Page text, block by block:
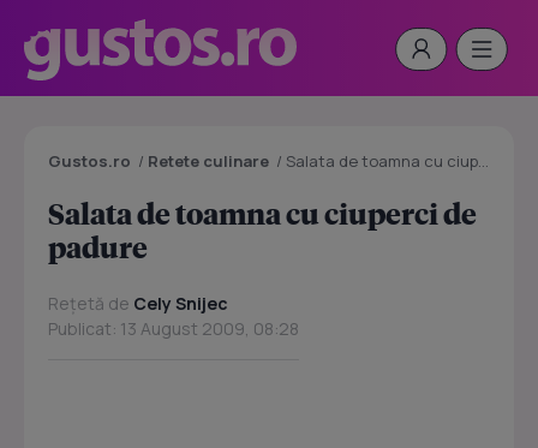
Gustos.ro / Retete culinare / Salata de toamna cu ciuperci de padure
Salata de toamna cu ciuperci de
padure
Rețetă de Cely Snijec
Publicat: 13 August 2009, 08:28